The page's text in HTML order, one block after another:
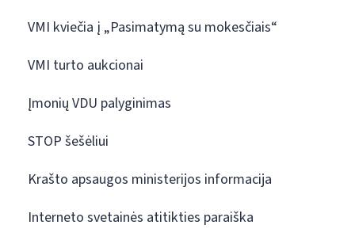
VMI kviečia į „Pasimatymą su mokesčiais“
VMI turto aukcionai
Įmonių VDU palyginimas
STOP šešėliui
Krašto apsaugos ministerijos informacija
Interneto svetainės atitikties paraiška